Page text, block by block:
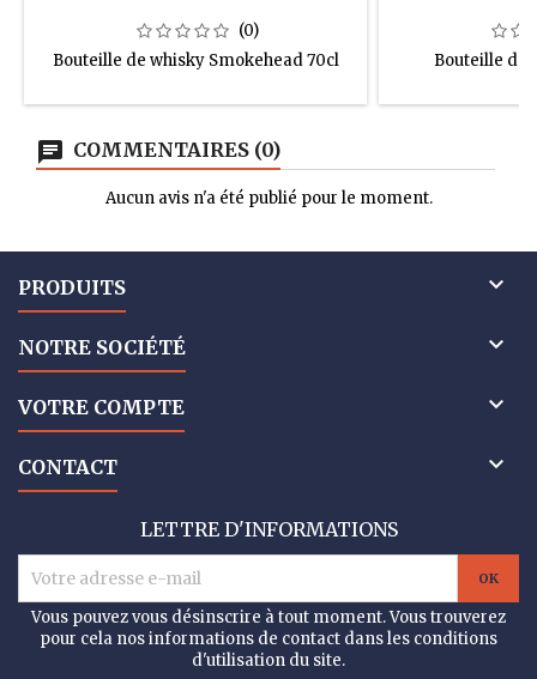
(0)
Bouteille de whisky Smokehead 70cl
Bouteille de
COMMENTAIRES (0)
Aucun avis n'a été publié pour le moment.
PRODUITS 
NOTRE SOCIÉTÉ 
VOTRE COMPTE 
CONTACT 
LETTRE D'INFORMATIONS
Vous pouvez vous désinscrire à tout moment. Vous trouverez
pour cela nos informations de contact dans les conditions
d'utilisation du site.